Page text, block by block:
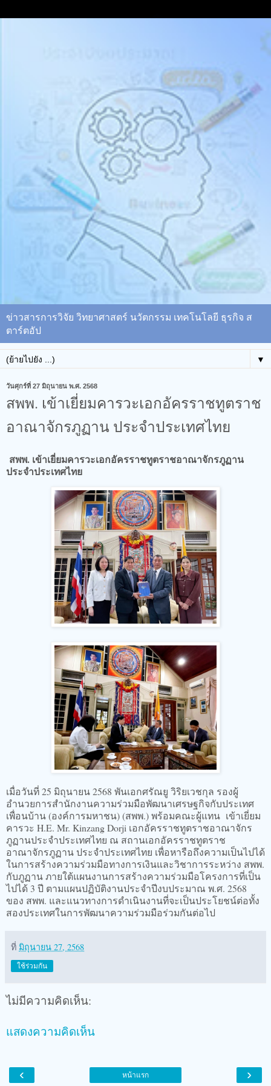
ข่าวสารการวิจัย วิทยาศาสตร์ นวัตกรรม เทคโนโลยี ธุรกิจ ส
ตาร์ตอัป
▼
วันศุกร์ที่ 27 มิถุนายน พ.ศ. 2568
สพพ. เข้าเยี่ยมคารวะเอกอัครราชทูตราช
อาณาจักรภูฏาน ประจำประเทศไทย
สพพ. เข้าเยี่ยมคารวะเอกอัครราชทูตราชอาณาจักรภูฏาน
ประจำประเทศไทย
เมื่อวันที่ 25 มิถุนายน 2568 พันเอกศรัณยู วิริยเวชกุล รองผู้
อำนวยการสำนักงานความร่วมมือพัฒนาเศรษฐกิจกับประเทศ
เพื่อนบ้าน (องค์การมหาชน) (สพพ.) พร้อมคณะผู้แทน เข้าเยี่ยม
คารวะ H.E. Mr. Kinzang Dorji เอกอัครราชทูตราชอาณาจักร
ภูฏานประจำประเทศไทย ณ สถานเอกอัครราชทูตราช
อาณาจักรภูฏาน ประจำประเทศไทย เพื่อหารือถึงความเป็นไปได้
ในการสร้างความร่วมมือทางการเงินและวิชาการระหว่าง สพพ.
กับภูฏาน ภายใต้แผนงานการสร้างความร่วมมือโครงการที่เป็น
ไปได้ 3 ปี ตามแผนปฏิบัติงานประจำปีงบประมาณ พ.ศ. 2568
ของ สพพ. และแนวทางการดำเนินงานที่จะเป็นประโยชน์ต่อทั้ง
สองประเทศในการพัฒนาความร่วมมือร่วมกันต่อไป
ที่ มิถุนายน 27, 2568
ใช้ร่วมกัน
ไม่มีความคิดเห็น:
แสดงความคิดเห็น
‹ ›
หน้าแรก